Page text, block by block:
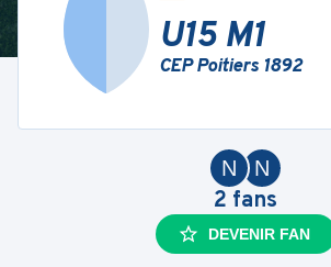
U15 M1
CEP Poitiers 1892
N
N
2 fans
DEVENIR FAN